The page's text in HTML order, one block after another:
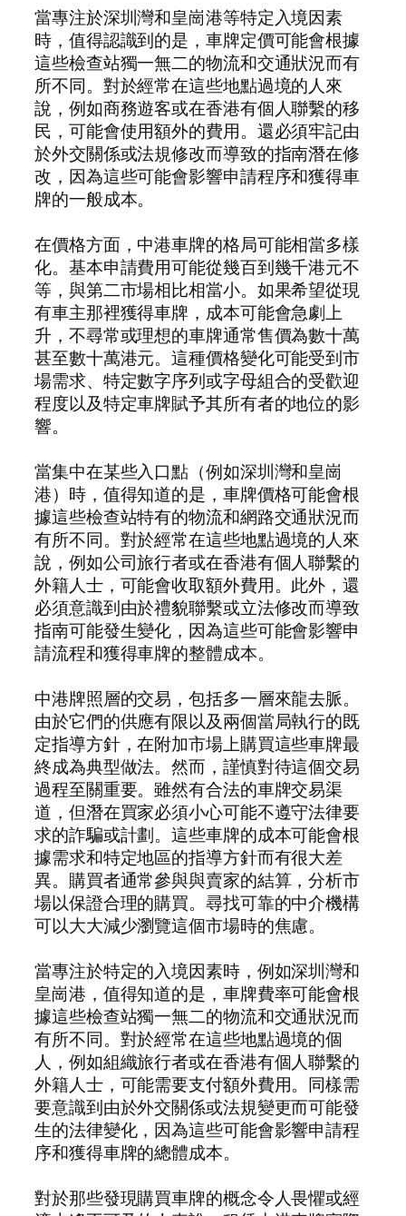
當專注於深圳灣和皇崗港等特定入境因素
時，值得認識到的是，車牌定價可能會根據
這些檢查站獨一無二的物流和交通狀況而有
所不同。對於經常在這些地點過境的人來
說，例如商務遊客或在香港有個人聯繫的移
民，可能會使用額外的費用。還必須牢記由
於外交關係或法規修改而導致的指南潛在修
改，因為這些可能會影響申請程序和獲得車
牌的一般成本。
在價格方面，中港車牌的格局可能相當多樣
化。基本申請費用可能從幾百到幾千港元不
等，與第二市場相比相當小。如果希望從現
有車主那裡獲得車牌，成本可能會急劇上
升，不尋常或理想的車牌通常售價為數十萬
甚至數十萬港元。這種價格變化可能受到市
場需求、特定數字序列或字母組合的受歡迎
程度以及特定車牌賦予其所有者的地位的影
響。
當集中在某些入口點（例如深圳灣和皇崗
港）時，值得知道的是，車牌價格可能會根
據這些檢查站特有的物流和網路交通狀況而
有所不同。對於經常在這些地點過境的人來
說，例如公司旅行者或在香港有個人聯繫的
外籍人士，可能會收取額外費用。此外，還
必須意識到由於禮貌聯繫或立法修改而導致
指南可能發生變化，因為這些可能會影響申
請流程和獲得車牌的整體成本。
中港牌照層的交易，包括多一層來龍去脈。
由於它們的供應有限以及兩個當局執行的既
定指導方針，在附加市場上購買這些車牌最
終成為典型做法。然而，謹慎對待這個交易
過程至關重要。雖然有合法的車牌交易渠
道，但潛在買家必須小心可能不遵守法律要
求的詐騙或計劃。這些車牌的成本可能會根
據需求和特定地區的指導方針而有很大差
異。購買者通常參與與賣家的結算，分析市
場以保證合理的購買。尋找可靠的中介機構
可以大大減少瀏覽這個市場時的焦慮。
當專注於特定的入境因素時，例如深圳灣和
皇崗港，值得知道的是，車牌費率可能會根
據這些檢查站獨一無二的物流和交通狀況而
有所不同。對於經常在這些地點過境的個
人，例如組織旅行者或在香港有個人聯繫的
外籍人士，可能需要支付額外費用。同樣需
要意識到由於外交關係或法規變更而可能發
生的法律變化，因為這些可能會影響申請程
序和獲得車牌的總體成本。
對於那些發現購買車牌的概念令人畏懼或經